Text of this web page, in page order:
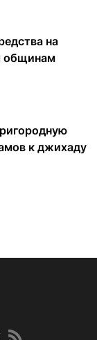
на
общинам
к джихаду